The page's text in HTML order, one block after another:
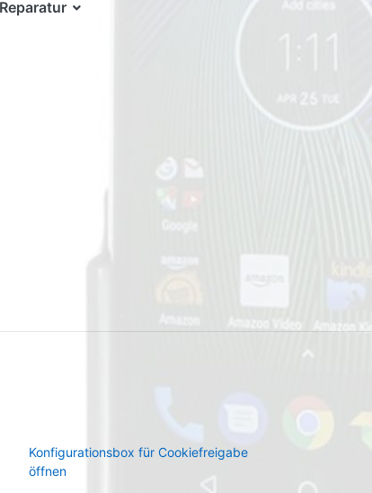
Reparatur
Konfigurationsbox für Cookiefreigabe
öffnen